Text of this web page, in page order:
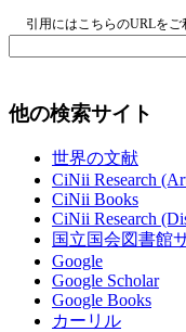
引用にはこちらのURLをご
他の検索サイト
世界の文献
CiNii Research
CiNii Books
CiNii Research
国立国会図書館
Google
Google Scholar
Google Books
カーリル